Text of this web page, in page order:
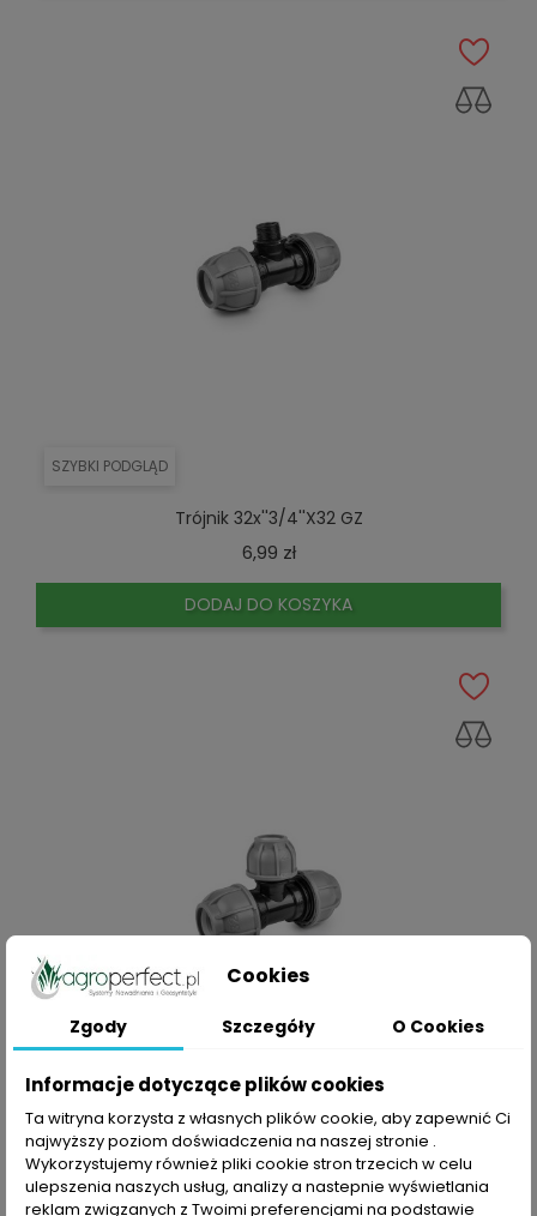
SZYBKI PODGLĄD
Trójnik 32x''3/4''x32 GZ
6,99 złCena
DODAJ DO KOSZYKA
SZYBKI PODGLĄD
Trójnik Redukcyjny 25 X 20 X 25
5,99 złCena
Cookies
Zgody Szczegóły O Cookies
Informacje dotyczące plików cookies
Ta witryna korzysta z własnych plików cookie, aby zapewnić Ci
najwyższy poziom doświadczenia na naszej stronie .
Wykorzystujemy również pliki cookie stron trzecich w celu
ulepszenia naszych usług, analizy a nastepnie wyświetlania
reklam związanych z Twoimi preferencjami na podstawie